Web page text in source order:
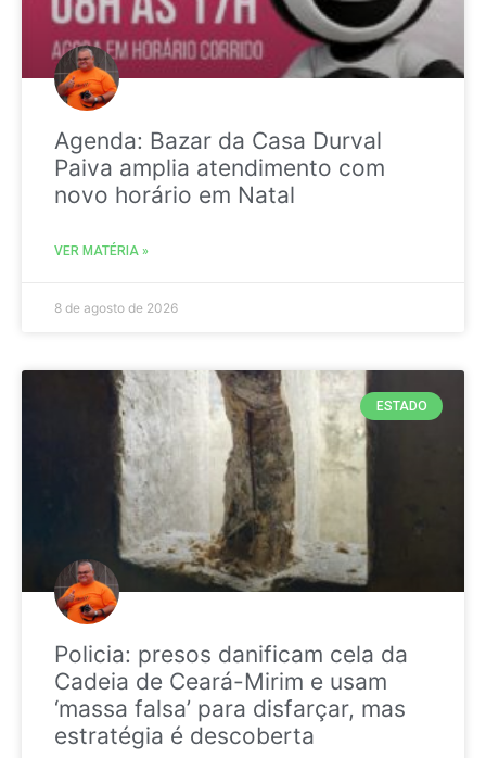
Agenda: Bazar da Casa Durval
Paiva amplia atendimento com
novo horário em Natal
VER MATÉRIA »
8 de agosto de 2026
ESTADO
Policia: presos danificam cela da
Cadeia de Ceará-Mirim e usam
‘massa falsa’ para disfarçar, mas
estratégia é descoberta